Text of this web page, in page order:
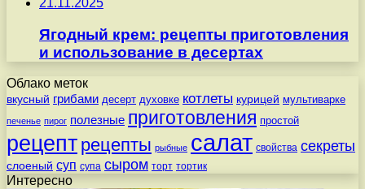
Ягодный крем: рецепты приготовления
и использование в десертах
Облако меток
вкусный грибами десерт духовке котлеты курицей мультиварке
печенье пирог полезные приготовления простой
рецепт рецепты рыбные салат свойства секреты
слоеный суп супа сыром торт тортик
Интересно